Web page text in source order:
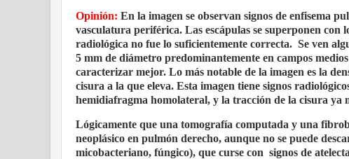
Opinión: En la imagen se observan signos de enfisema
vasculatura periférica. Las escápulas se superponen con
radiológica no fue lo suficientemente correcta. Se ven a
5 mm de diámetro predominantemente en campos
caracterizar mejor. Lo más notable de la imagen es la
cisura a la que eleva. Esta imagen tiene signos
hemidiafragma homolateral, y la tracción de la cisura ya
Lógicamente que una tomografía computada y una
neoplásico en pulmón derecho, aunque no se puede
micobacteriano, fúngico), que curse con signos de